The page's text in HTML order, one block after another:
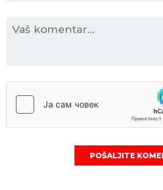
POŠALJITE